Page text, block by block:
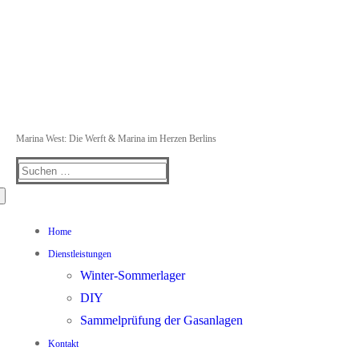
Marina West: Die Werft & Marina im Herzen Berlins
Suchen
Home
Dienstleistungen
Winter-Sommerlager
DIY
Sammelprüfung der Gasanlagen
Kontakt